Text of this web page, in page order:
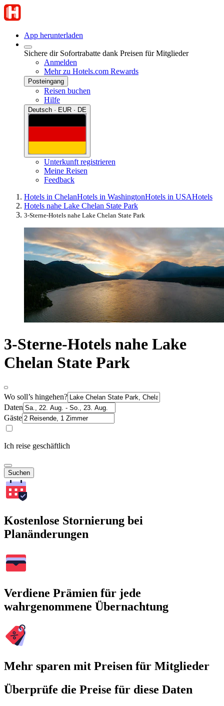
App herunterladen
Sichere dir Sofortrabatte dank Preisen für Mitglieder
Anmelden
Mehr zu Hotels.com Rewards
Posteingang
Reisen buchen
Hilfe
Deutsch · EUR · DE
Unterkunft registrieren
Meine Reisen
Feedback
Hotels in ChelanHotels in WashingtonHotels in USAHotels
Hotels nahe Lake Chelan State Park
3-Sterne-Hotels nahe Lake Chelan State Park
3-Sterne-Hotels nahe Lake
Chelan State Park
Wo soll’s hingehen?
Daten
Gäste
Ich reise geschäftlich
Suchen
Kostenlose Stornierung bei
Planänderungen
Verdiene Prämien für jede
wahrgenommene Übernachtung
Mehr sparen mit Preisen für Mitglieder
Überprüfe die Preise für diese Daten